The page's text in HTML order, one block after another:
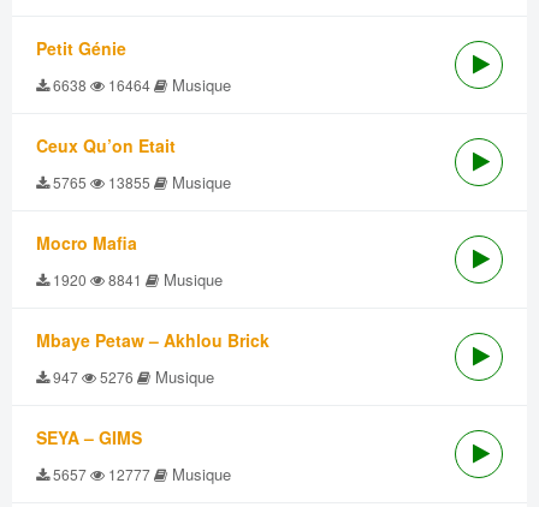
Petit Génie
6638 16464 Musique
Ceux Qu’on Etait
5765 13855 Musique
Mocro Mafia
1920 8841 Musique
Mbaye Petaw – Akhlou Brick
947 5276 Musique
SEYA – GIMS
5657 12777 Musique